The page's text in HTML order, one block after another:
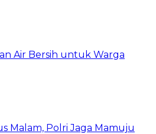
Air Bersih untuk Warga
Malam, Polri Jaga Mamuju